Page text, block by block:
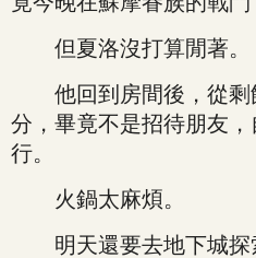
但夏洛沒打算閒著。
他回到房間後，從剩
分，畢竟不是招待朋友
行。
火鍋太麻煩。
明天還要去地下城探